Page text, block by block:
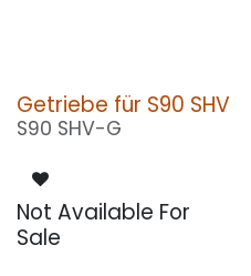
Getriebe für S90 SHV
S90 SHV-G
Not Available For
Sale